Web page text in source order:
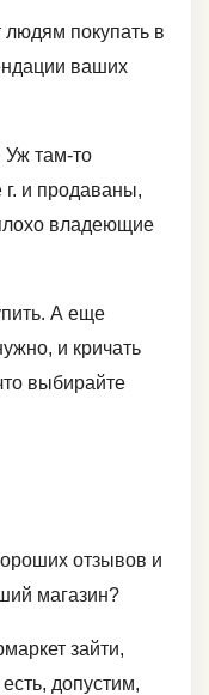
покупать в
ваших
Уж там-то
и продаваны,
владеющие
А еще
и кричать
выбирайте
отзывов и
магазин?
зайти,
допустим,